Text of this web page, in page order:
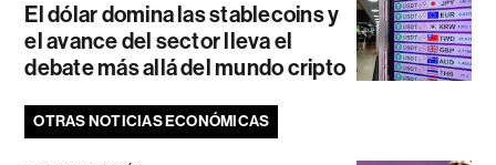
El dólar domina las stablecoins y
el avance del sector lleva el
debate más allá del mundo cripto
OTRAS NOTICIAS ECONÓMICAS